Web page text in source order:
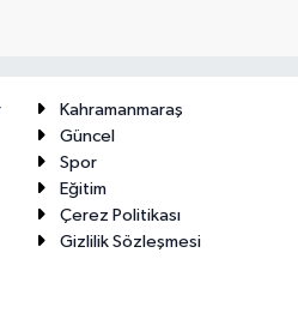
Kahramanmaraş
Güncel
Spor
Eğitim
Çerez Politikası
Gizlilik Sözleşmesi